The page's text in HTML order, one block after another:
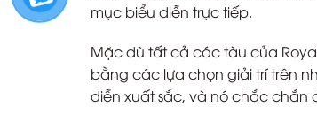
mục biểu diễn trực tiếp.
Mặc dù tất cả các tàu của
bằng các lựa chọn giải trí trên
diễn xuất sắc, và nó chắc chắn